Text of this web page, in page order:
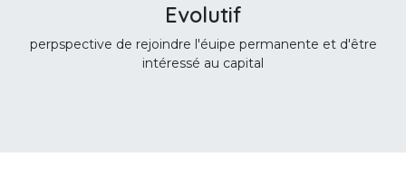
Evolutif
perpspective de rejoindre l'éuipe permanente et d'être
intéressé au capital